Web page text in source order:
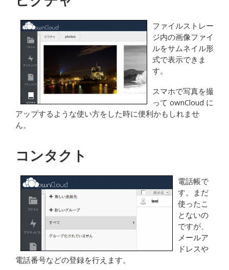
ファイルストレー
ジ内の画像ファイ
ルをサムネイル形
式で表示できま
す。
スマホで写真を撮
って ownCloud に
アップするような使い方をした時に便利かもしれませ
ん。
コンタクト
電話帳で
す。まだ
使ったこ
とないの
ですが、
メールア
ドレスや
電話番号などの登録を行えます。